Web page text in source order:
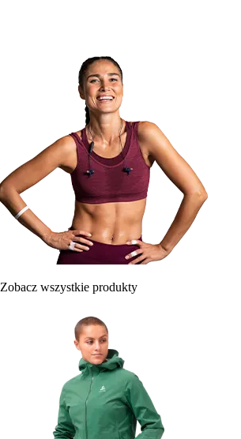
Zobacz wszystkie produkty